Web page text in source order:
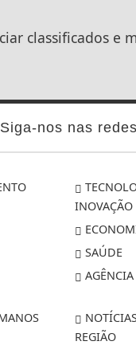
classificados e
Siga-nos nas
INOVAÇÃO
SAÚDE
REGIÃO